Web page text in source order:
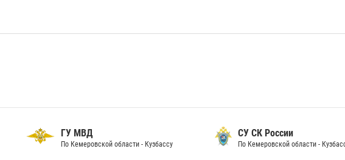
ГУ МВД
По Кемеровской области - Кузбассу
СУ СК России
По Кемеровской области -